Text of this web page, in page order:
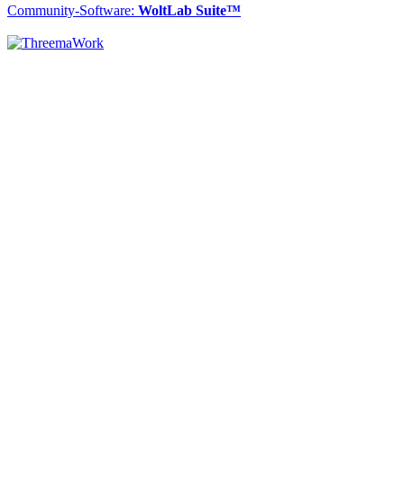
Community-Software: WoltLab Suite™